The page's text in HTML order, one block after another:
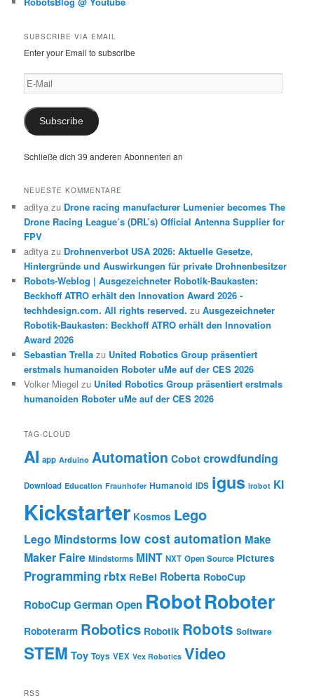
SUBSCRIBE VIA EMAIL
Enter your Email to subscribe
E-
Mail
Subscribe
Schließe dich 39 anderen Abonnenten an
NEUESTE KOMMENTARE
aditya zu Drone racing manufacturer Lumenier becomes The
Drone Racing League’s (DRL’s) Official Antenna Supplier for
FPV
aditya zu Drohnenverbot USA 2026: Aktuelle Gesetze,
Hintergründe und Auswirkungen für private Drohnenbesitzer
Robots-Weblog | Ausgezeichneter Robotik-Baukasten:
Beckhoff ATRO erhält den Innovation Award 2026 -
techhdesign.com. All rights reserved. zuAusgezeichneter
Robotik-Baukasten: Beckhoff ATRO erhält den Innovation
Award 2026
Sebastian Trella zu United Robotics Group präsentiert
erstmals humanoiden Roboter uMe auf der CES 2026
Volker Miegel zu United Robotics Group präsentiert erstmals
humanoiden Roboter uMe auf der CES 2026
TAG-CLOUD
AI app Arduino Automation Cobot crowdfunding
Download Education Fraunhofer Humanoid IDS igus irobot KI
Kickstarter Kosmos Lego
Lego Mindstorms low cost automation Make
Maker Faire Mindstorms MINT NXT Open Source Pictures
Programming rbtx ReBel Roberta RoboCup
RoboCup German Open RobotRoboter
Roboterarm Robotics Robotik Robots Software
STEM Toy Toys VEX Vex Robotics Video
RSS